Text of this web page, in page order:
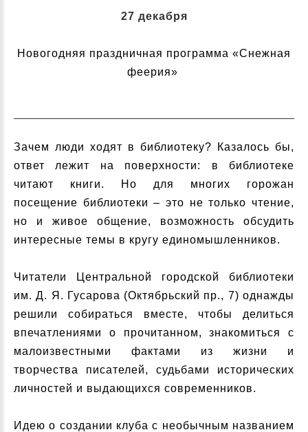
27 декабря
Новогодняя праздничная программа «Снежная
феерия»
Зачем люди ходят в библиотеку? Казалось бы,
ответ лежит на поверхности: в библиотеке
читают книги. Но для многих горожан
посещение библиотеки – это не только чтение,
но и живое общение, возможность обсудить
интересные темы в кругу единомышленников.
Читатели Центральной городской библиотеки
им. Д. Я. Гусарова (Октябрьский пр., 7) однажды
решили собираться вместе, чтобы делиться
впечатлениями о прочитанном, знакомиться с
малоизвестными фактами из жизни и
творчества писателей, судьбами исторических
личностей и выдающихся современников.
Идею о создании клуба с необычным названием